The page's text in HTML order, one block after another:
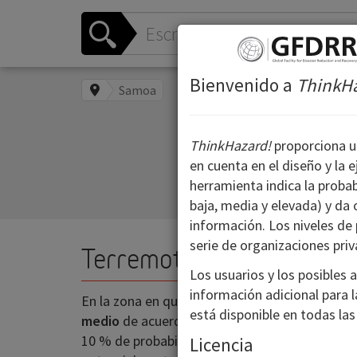
Samoa
Terremoto
En la zona en que ha seleccionado (Samoa),
medio de acuerdo con la información
10 % de probabilidad de que en los próximos
Bienvenido a
ThinkHazard!proporciona
en cuenta en el diseño y la
herramienta indica la
baja, media y elevada) y
información. Los niveles
serie de organizaciones
Los usuarios y los posibles
información adicional para
está disponible en todas
Licencia